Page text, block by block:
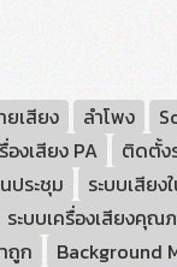
ยเสียง ลำโพง
องเสียง PA
ติดตั้ง
ประชุม
ระบบเสียง
ระบบเครื่องเสียงคุณ
ถูก
Background